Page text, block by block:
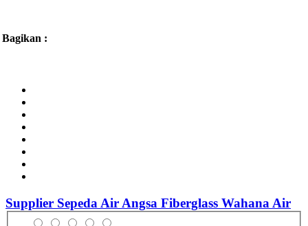
Bagikan :
Supplier Sepeda Air Angsa Fiberglass Wahana Air